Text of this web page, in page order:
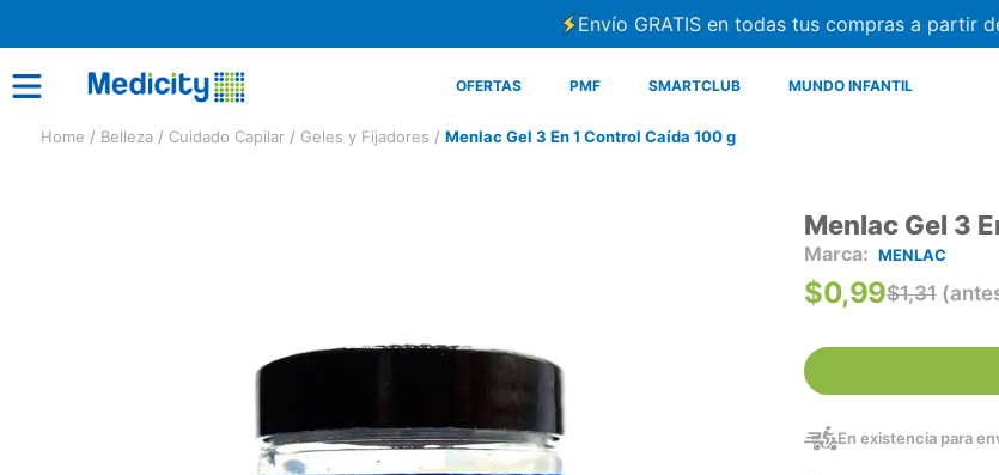
Envío GRATIS en todas tus compras a partir
OFERTAS PMF SMARTCLUB MUNDO INFANTIL
Belleza Cuidado Capilar Geles y Fijadores Menlac Gel 3 En 1 Control Caída 100 g
Menlac Gel 3
MENLAC
$1,31
$0,99
En existencia para